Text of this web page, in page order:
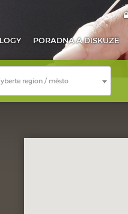
PORADNAA DISKUZE
region / město